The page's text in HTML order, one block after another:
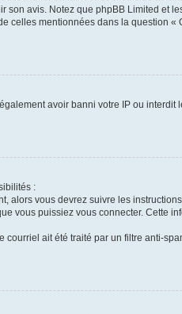
avis. Notez que phpBB Limited et
celles mentionnées dans la question
avoir banni votre IP ou
:
alors vous devrez suivre les
vous puissiez vous connecter. Cette
ait été traité par un filtre anti-